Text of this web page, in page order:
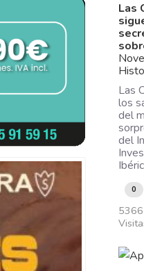
Las
Las
los
del
del
0
5366